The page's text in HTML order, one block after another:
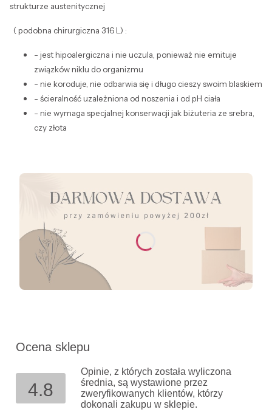
strukturze austenitycznej
( podobna chirurgiczna 316 L) :
- jest hipoalergiczna i nie uczula, ponieważ nie emituje
związków niklu do organizmu
- nie koroduje, nie odbarwia się i długo cieszy swoim blaskiem
- ścieralność uzależniona od noszenia i od pH ciała
- nie wymaga specjalnej konserwacji jak biżuteria ze srebra,
czy złota
Ocena sklepu
4.8
Opinie, z których została wyliczona
średnia, są wystawione przez
zweryfikowanych klientów, którzy
dokonali zakupu w sklepie.